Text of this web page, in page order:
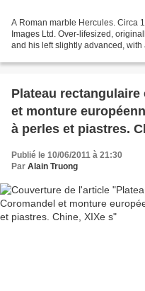
A Roman marble Hercules. Circa
Images Ltd. Over-lifesized,
and his left slightly advanced,
Plateau rectangulaire
et monture
à perles et piastres.
Publié le 10/06/2011 à 21:30
Par Alain Truong